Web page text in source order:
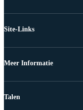
Site-Links
Meer Informatie
Talen